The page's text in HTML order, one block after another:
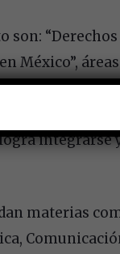
son:
México”,
jurídica
que, gracias a
integrarse
materias